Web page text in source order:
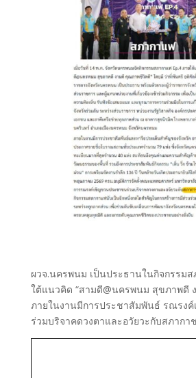
ผวจ.นครพนม เป็นประธานในกิจกรรมส
ใต้แนวคิด “สามดี@นครพนม สุขภาพดี
ภายในงานมีการประชาสัมพันธ์ รณรง
ร่วมบริจาคดวงตาและอวัยวะกับสภากา